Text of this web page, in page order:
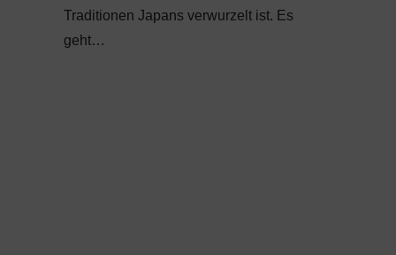
Traditionen Japans verwurzelt ist. Es
geht…